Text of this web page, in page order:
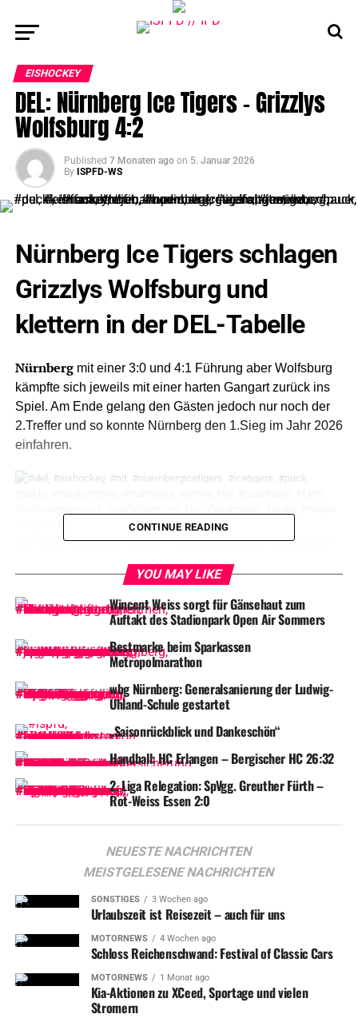
EISHOCKEY
DEL: Nürnberg Ice Tigers – Grizzlys
Wolfsburg 4:2
Published 7 Monaten ago on 5. Januar 2026
By ISPFD-WS
Nürnberg Ice Tigers schlagen
Grizzlys Wolfsburg und
klettern in der DEL-Tabelle
Nürnbergmit einer 3:0 und 4:1 Führung aber Wolfsburg
kämpfte sich jeweils mit einer harten Gangart zurück ins
Spiel. Am Ende gelang den Gästen jedoch nur noch der
2.Treffer und so konnte Nürnberg den 1.Sieg im Jahr 2026
einfahren.
Wolfsburgs #15 Jacob Hayhurst (li.) und Nürnbergs #43 Greg Meireles
Nürnberg Ice Tigers haben im direkten Duell der
Tabellennachbarn einen immens wichtigen Heimsieg
eingefahren. Vor heimischer Kulisse besiegten die
Franken die Grizzlys Wolfsburg mit 4:2 und überholten
den direkten Konkurrenten damit wieder in der PENNY
DEL-Tabelle.
Gleichzeitig
wuchs der Vorsprung auf Rang 11 auf
die Playoff-Plätze zusätzliche Luft verschafft.
CONTINUE READING
YOU MAY LIKE
Wincent Weiss sorgt für Gänsehaut zum
Auftakt des Stadionpark Open Air Sommers
Bestmarke beim Sparkassen
Metropolmarathon
wbg Nürnberg: Generalsanierung der Ludwig-
Uhland-Schule gestartet
„Saisonrückblick und Dankeschön“
Handball: HC Erlangen – Bergischer HC 26:32
2. Liga Relegation: SpVgg. Greuther Fürth –
Rot-Weiss Essen 2:0
NEUESTE NACHRICHTEN
MEISTGELESENE NACHRICHTEN
SONSTIGES 3 Wochen ago
Urlaubszeit ist Reisezeit – auch für uns
MOTORNEWS 4 Wochen ago
Schloss Reichenschwand: Festival of Classic Cars
MOTORNEWS 1 Monat ago
Kia-Aktionen zu XCeed, Sportage und vielen
Stromern